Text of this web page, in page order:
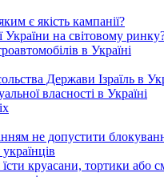
є якість кампанії?
України на світовому
в Україні
Держави Ізраїль в
власності в Україні
не допустити
круасани, тортики або